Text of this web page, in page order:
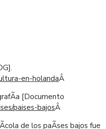
.
en-holandaÂ
[Documento
paises-bajosÂ
de los paÃ­ses bajos fue